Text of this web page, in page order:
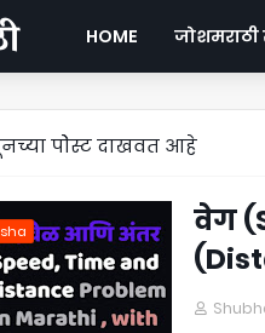
HOME
पोेस्ट दाखवत आहे
वेग